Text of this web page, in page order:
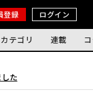
登録 ログイン
カテゴリ 連載
た